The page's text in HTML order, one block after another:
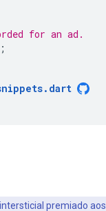
for an ad.
. dart
premiado aos